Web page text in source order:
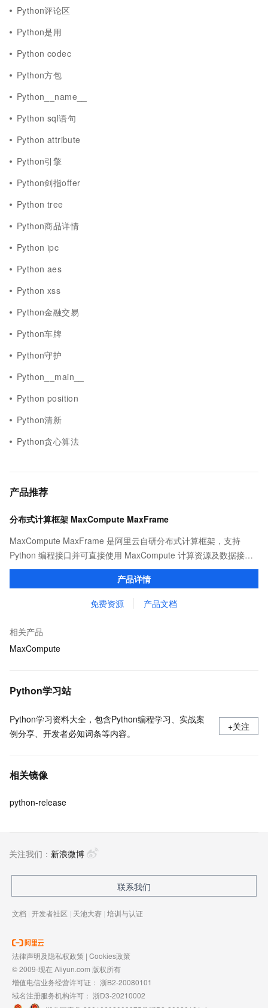
Python评论区
Python是用
Python codec
Python方包
Python__name__
Python sql语句
Python attribute
Python引擎
Python剑指offer
Python tree
Python商品详情
Python ipc
Python aes
Python xss
Python金融交易
Python车牌
Python守护
Python__main__
Python position
Python清新
Python贪心算法
产品推荐
分布式计算框架 MaxCompute MaxFrame
MaxCompute MaxFrame 是阿里云自研分布式计算框架，支持
Python 编程接口并可直接使用 MaxCompute 计算资源及数据接
口，与 MaxCompute Notebook、镜像管理等功能共同构成
MaxCompute 完整 Python 开发生态。
产品详情
免费资源 产品文档
相关产品
MaxCompute
Python学习站
Python学习资料大全，包含Python编程学习、实战案
例分享、开发者必知词条等内容。
+关注
相关镜像
python-release
关注我们： 新浪微博
联系我们
文档 | 开发者社区 | 天池大赛 | 培训与认证
法律声明及隐私权政策 | Cookies政策
© 2009-现在 Aliyun.com 版权所有
增值电信业务经营许可证： 浙B2-20080101
域名注册服务机构许可： 浙D3-20210002